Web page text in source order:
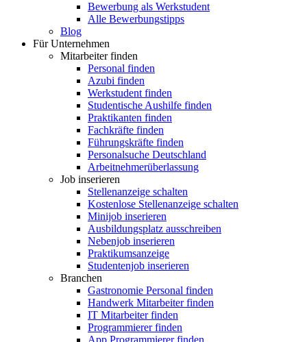
Bewerbung als Werkstudent
Alle Bewerbungstipps
Blog
Für Unternehmen
Mitarbeiter finden
Personal finden
Azubi finden
Werkstudent finden
Studentische Aushilfe finden
Praktikanten finden
Fachkräfte finden
Führungskräfte finden
Personalsuche Deutschland
Arbeitnehmerüberlassung
Job inserieren
Stellenanzeige schalten
Kostenlose Stellenanzeige schalten
Minijob inserieren
Ausbildungsplatz ausschreiben
Nebenjob inserieren
Praktikumsanzeige
Studentenjob inserieren
Branchen
Gastronomie Personal finden
Handwerk Mitarbeiter finden
IT Mitarbeiter finden
Programmierer finden
App Programmierer finden